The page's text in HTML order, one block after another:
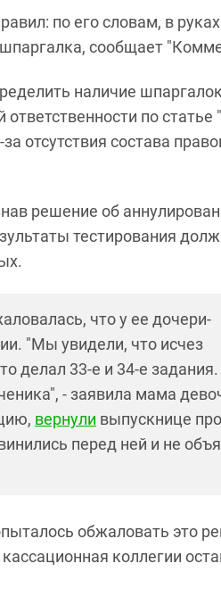
по его словам, в
сообщает
наличие
по статье
отсутствия состава
решение об
тестирования
что у ее дочери-
"Мы увидели, что исчез
делал 33-е и 34-е
- заявила мама
вернули выпускнице
перед ней и не
обжаловать это
коллегии